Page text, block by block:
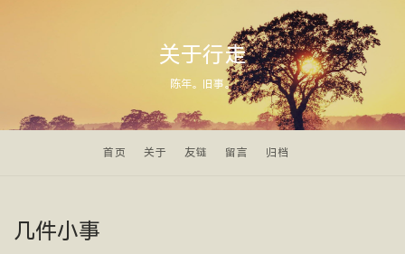
关于行走
陈年。旧事。
首页 关于 友链 留言 归档
几件小事